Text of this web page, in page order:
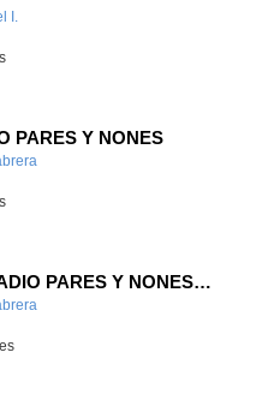
I.
PARES Y NONES
Cuña 1 bis_ RADIO PARES Y NONES. IES LA CABRERA